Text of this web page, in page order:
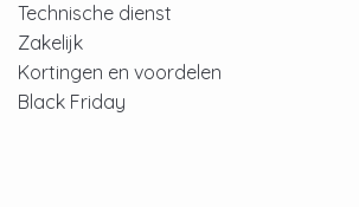
Technische dienst
Zakelijk
Kortingen en voordelen
Black Friday